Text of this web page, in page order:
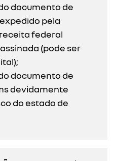
documento de
pela
federal
(pode ser
documento de
devidamente
do estado de